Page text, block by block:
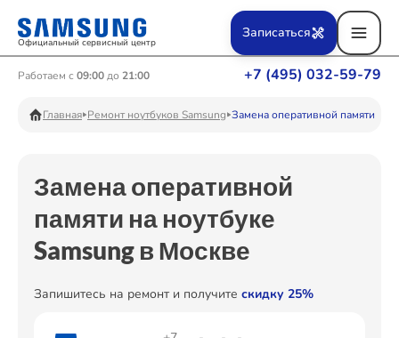
Официальный сервисный центр
+7 (495) 032-59-79
Работаем с 09:00до 21:00
Записаться
Главная Ремонт ноутбуков Samsung Замена оперативной памяти
Замена оперативной
памяти на ноутбуке
Samsung в Москве
Запишитесь на ремонт и получите скидку 25%
Ремонт Вертикальных пылесосов
Ремонт Телевизоров
Ремонт Пылесосов